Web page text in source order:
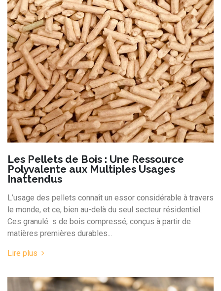
Les Pellets de Bois : Une Ressource
Polyvalente aux Multiples Usages
Inattendus
L’usage des pellets connaît un essor considérable à travers
le monde, et ce, bien au-delà du seul secteur résidentiel.
Ces granulé ​ s de bois compressé, conçus à partir de
matières premières durables...
Lire plus